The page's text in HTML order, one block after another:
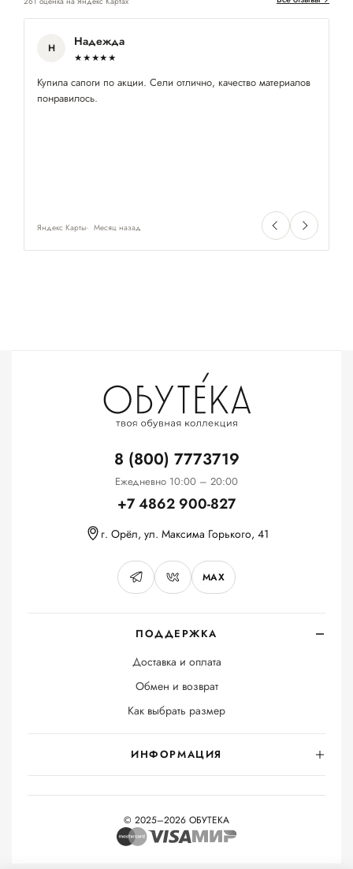
Н Надежда
★★★★★
Купила сапоги по акции. Сели отлично, качество материалов
понравилось.
Яндекс Карты Месяц назад
ПОДДЕРЖКА
Доставка и оплата
Обмен и возврат
Как выбрать размер
ИНФОРМАЦИЯ
8 (800) 7773719
Ежедневно 10:00 – 20:00
+7 4862 900-827
г. Орёл, ул. Максима Горького, 41
MAX
© 2025–2026 ОБУТЕКА